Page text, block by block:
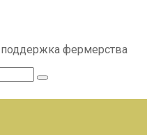
фермерства